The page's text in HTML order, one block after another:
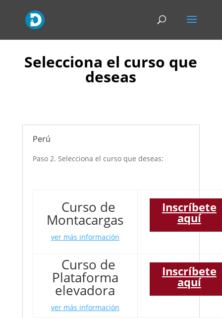
Selecciona el curso que
deseas
Perú
Paso 2. Selecciona el curso que deseas:
Curso de
Montacargas
ver más información
Inscríbete
aquí
Curso de
Plataforma
elevadora
ver más información
Inscríbete
aquí